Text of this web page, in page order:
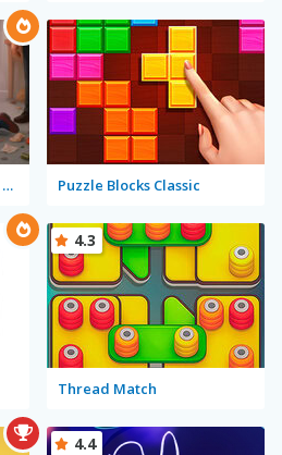
Piece of Cake: Merge and Bake Puzzle Blocks Classic
Thread Match
4.3
4.4